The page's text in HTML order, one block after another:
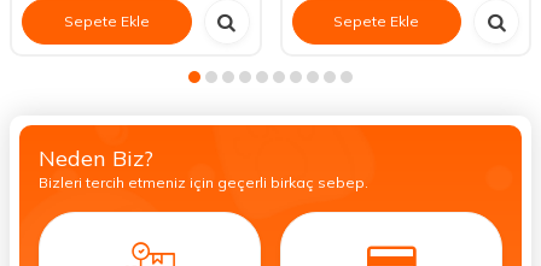
Sepete Ekle Sepete Ekle
Neden Biz?
Bizleri tercih etmeniz için geçerli birkaç sebep.